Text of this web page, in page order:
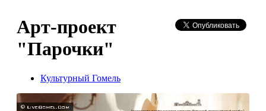
Арт-проект
"Парочки"
Культурный Гомель